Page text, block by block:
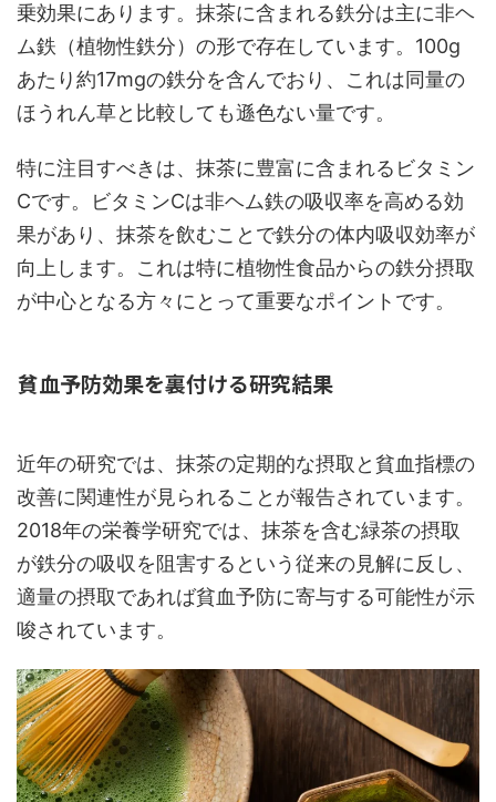
乗効果にあります。抹茶に含まれる鉄分は主に非ヘ
ム鉄（植物性鉄分）の形で存在しています。100g
あたり約17mgの鉄分を含んでおり、これは同量の
ほうれん草と比較しても遜色ない量です。
特に注目すべきは、抹茶に豊富に含まれるビタミン
Cです。ビタミンCは非ヘム鉄の吸収率を高める効
果があり、抹茶を飲むことで鉄分の体内吸収効率が
向上します。これは特に植物性食品からの鉄分摂取
が中心となる方々にとって重要なポイントです。
貧血予防効果を裏付ける研究結果
近年の研究では、抹茶の定期的な摂取と貧血指標の
改善に関連性が見られることが報告されています。
2018年の栄養学研究では、抹茶を含む緑茶の摂取
が鉄分の吸収を阻害するという従来の見解に反し、
適量の摂取であれば貧血予防に寄与する可能性が示
唆されています。